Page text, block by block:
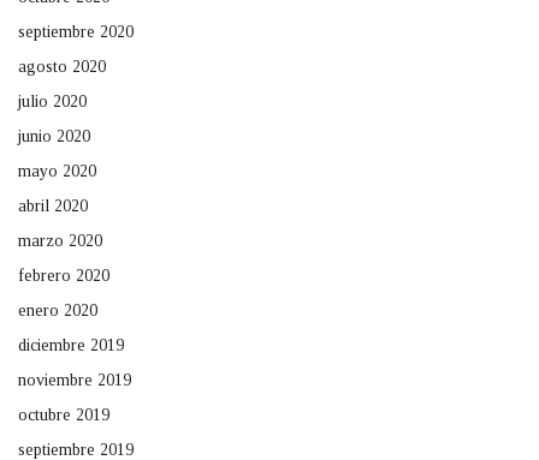
septiembre 2020
agosto 2020
julio 2020
junio 2020
mayo 2020
abril 2020
marzo 2020
febrero 2020
enero 2020
diciembre 2019
noviembre 2019
octubre 2019
septiembre 2019